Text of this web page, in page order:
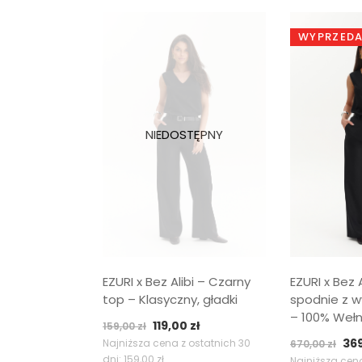
EZURI x Bez Alibi – Czarny
top – Klasyczny, gładki
159,00zł Pierwotna
cena
119,00 złAktualna
cena
Najniższa cena z ostatnich 30
EZURI x
spodnie z
– 100%
670,00zł